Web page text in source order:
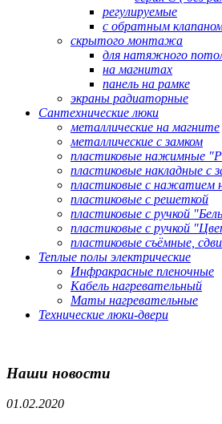
регулируемые
с обратным
скрытого монтажа
для натяжного
на магнитах
панель на рамке
экраны радиаторные
Сантехнические люки
металлические на магните
металлические с замком
пластиковые нажимные
пластиковые накладные с
пластиковые с нажатием
пластиковые с решеткой
пластиковые с ручкой
пластиковые с ручкой
пластиковые съёмные,
Теплые полы электрические
Инфракрасные пленочные
Кабель нагревательный
Маты нагревательные
Технические люки-двери
Наши новости
01.02.2020